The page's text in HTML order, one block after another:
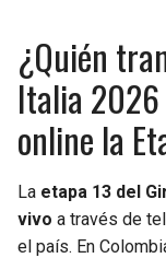
¿Quién
Italia 2026
online la
La etapa 13 del
vivo a través de
el país. En